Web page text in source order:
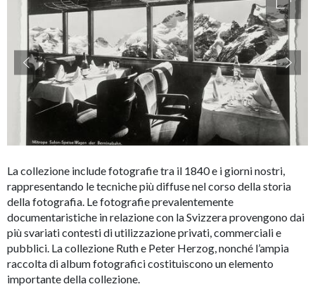
accessibility.slider.show_pre_image
La collezione include fotografie tra il 1840 e i giorni nostri,
rappresentando le tecniche più diffuse nel corso della storia
della fotografia. Le fotografie prevalentemente
documentaristiche in relazione con la Svizzera provengono dai
più svariati contesti di utilizzazione privati, commerciali e
pubblici. La collezione Ruth e Peter Herzog, nonché l’ampia
raccolta di album fotografici costituiscono un elemento
importante della collezione.